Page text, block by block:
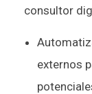
consultor
externos